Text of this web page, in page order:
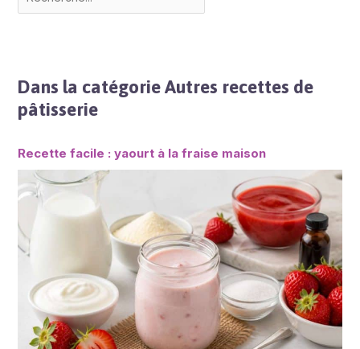
Dans la catégorie Autres recettes de
pâtisserie
Recette facile : yaourt à la fraise maison